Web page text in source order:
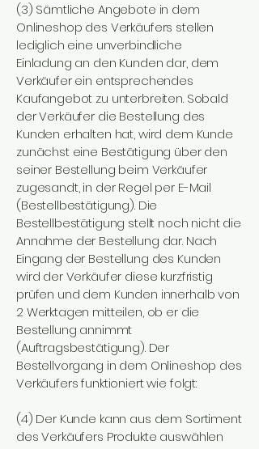
(3) Sämtliche Angebote in dem
Onlineshop des Verkäufers stellen
lediglich eine unverbindliche
Einladung an den Kunden dar, dem
Verkäufer ein entsprechendes
Kaufangebot zu unterbreiten. Sobald
der Verkäufer die Bestellung des
Kunden erhalten hat, wird dem Kunde
zunächst eine Bestätigung über den
seiner Bestellung beim Verkäufer
zugesandt, in der Regel per E-Mail
(Bestellbestätigung). Die
Bestellbestätigung stellt noch nicht die
Annahme der Bestellung dar. Nach
Eingang der Bestellung des Kunden
wird der Verkäufer diese kurzfristig
prüfen und dem Kunden innerhalb von
2 Werktagen mitteilen, ob er die
Bestellung annimmt
(Auftragsbestätigung). Der
Bestellvorgang in dem Onlineshop des
Verkäufers funktioniert wie folgt:
(4) Der Kunde kann aus dem Sortiment
des Verkäufers Produkte auswählen